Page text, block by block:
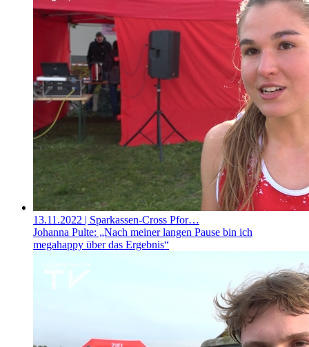
13.11.2022 | Sparkassen-Cross Pfor…
Johanna Pulte: „Nach meiner langen Pause bin ich
megahappy über das Ergebnis“